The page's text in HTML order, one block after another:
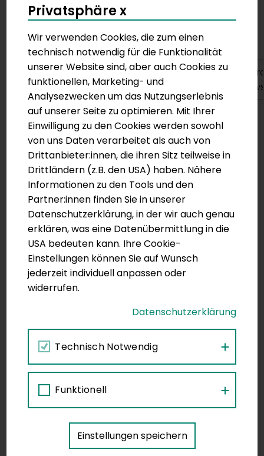
Für weitere Informationen klicken Sie auf
den entsprechenden Link:
Team - Plattform
Primärversorgung
Kontakte in
den
Bundesländern
Primärversorgung und
Versorgungskoordination
Adresse:Stubenring 6, 1010 Wien
Telefon: +43 1 515 61 515
E-Mail:primaerversorgung@goeg.at
Information
Privatsphäre x
Wir verwenden Cookies, die zum einen
technisch notwendig für die Funktionalität
unserer Website sind, aber auch Cookies zu
funktionellen, Marketing- und
Analysezwecken um das Nutzungserlebnis
auf unserer Seite zu optimieren. Mit Ihrer
Einwilligung zu den Cookies werden sowohl
von uns Daten verarbeitet als auch von
Drittanbieter:innen, die ihren Sitz teilweise in
Drittländern (z.B. den USA) haben. Nähere
Informationen zu den Tools und den
Partner:innen finden Sie in unserer
Datenschutzerklärung, in der wir auch genau
erklären, was eine Datenübermittlung in die
USA bedeuten kann. Ihre Cookie-
Einstellungen können Sie auf Wunsch
jederzeit individuell anpassen oder
widerrufen.
Datenschutzerklärung
Technisch Notwendig
Funktionell
Einstellungen speichern